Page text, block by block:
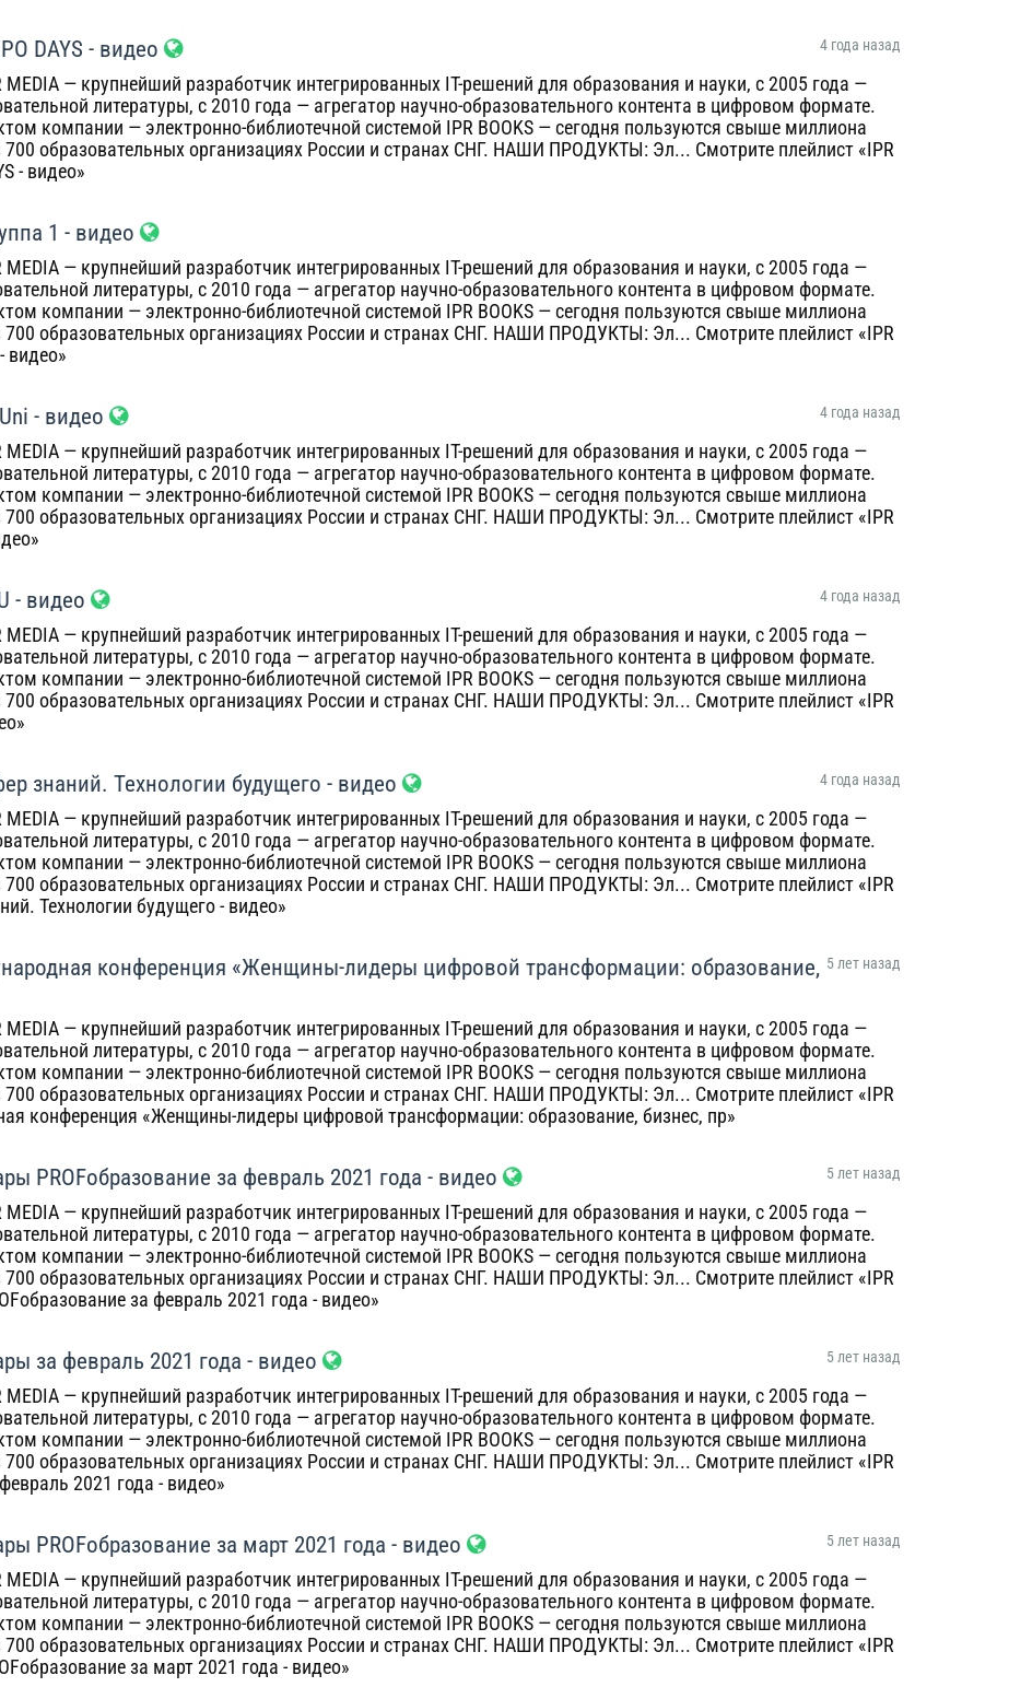
4 года назад
DAYS - видео
MEDIA — крупнейший разработчик интегрированных IT-решений для образования и науки, с 2005 года —
литературы, с 2010 года — агрегатор научно-образовательного контента в цифровом формате.
компании — электронно-библиотечной системой IPR BOOKS — сегодня пользуются свыше миллиона
700 образовательных организациях России и странах СНГ. НAШИ ПРОДУКТЫ: Эл... Смотрите плейлист «IPR
- видео»
1 - видео
MEDIA — крупнейший разработчик интегрированных IT-решений для образования и науки, с 2005 года —
литературы, с 2010 года — агрегатор научно-образовательного контента в цифровом формате.
компании — электронно-библиотечной системой IPR BOOKS — сегодня пользуются свыше миллиона
700 образовательных организациях России и странах СНГ. НAШИ ПРОДУКТЫ: Эл... Смотрите плейлист «IPR
видео»
4 года назад
- видео
MEDIA — крупнейший разработчик интегрированных IT-решений для образования и науки, с 2005 года —
литературы, с 2010 года — агрегатор научно-образовательного контента в цифровом формате.
компании — электронно-библиотечной системой IPR BOOKS — сегодня пользуются свыше миллиона
700 образовательных организациях России и странах СНГ. НAШИ ПРОДУКТЫ: Эл... Смотрите плейлист «IPR
4 года назад
- видео
MEDIA — крупнейший разработчик интегрированных IT-решений для образования и науки, с 2005 года —
литературы, с 2010 года — агрегатор научно-образовательного контента в цифровом формате.
компании — электронно-библиотечной системой IPR BOOKS — сегодня пользуются свыше миллиона
700 образовательных организациях России и странах СНГ. НAШИ ПРОДУКТЫ: Эл... Смотрите плейлист «IPR
4 года назад
знаний. Технологии будущего - видео
MEDIA — крупнейший разработчик интегрированных IT-решений для образования и науки, с 2005 года —
литературы, с 2010 года — агрегатор научно-образовательного контента в цифровом формате.
компании — электронно-библиотечной системой IPR BOOKS — сегодня пользуются свыше миллиона
700 образовательных организациях России и странах СНГ. НAШИ ПРОДУКТЫ: Эл... Смотрите плейлист «IPR
Технологии будущего - видео»
5 лет назад
конференция «Женщины-лидеры цифровой трансформации: образование,
MEDIA — крупнейший разработчик интегрированных IT-решений для образования и науки, с 2005 года —
литературы, с 2010 года — агрегатор научно-образовательного контента в цифровом формате.
компании — электронно-библиотечной системой IPR BOOKS — сегодня пользуются свыше миллиона
700 образовательных организациях России и странах СНГ. НAШИ ПРОДУКТЫ: Эл... Смотрите плейлист «IPR
конференция «Женщины-лидеры цифровой трансформации: образование, бизнес, пр»
5 лет назад
PROFобразование за февраль 2021 года - видео
MEDIA — крупнейший разработчик интегрированных IT-решений для образования и науки, с 2005 года —
литературы, с 2010 года — агрегатор научно-образовательного контента в цифровом формате.
компании — электронно-библиотечной системой IPR BOOKS — сегодня пользуются свыше миллиона
700 образовательных организациях России и странах СНГ. НAШИ ПРОДУКТЫ: Эл... Смотрите плейлист «IPR
за февраль 2021 года - видео»
5 лет назад
за февраль 2021 года - видео
MEDIA — крупнейший разработчик интегрированных IT-решений для образования и науки, с 2005 года —
литературы, с 2010 года — агрегатор научно-образовательного контента в цифровом формате.
компании — электронно-библиотечной системой IPR BOOKS — сегодня пользуются свыше миллиона
700 образовательных организациях России и странах СНГ. НAШИ ПРОДУКТЫ: Эл... Смотрите плейлист «IPR
2021 года - видео»
5 лет назад
PROFобразование за март 2021 года - видео
MEDIA — крупнейший разработчик интегрированных IT-решений для образования и науки, с 2005 года —
литературы, с 2010 года — агрегатор научно-образовательного контента в цифровом формате.
компании — электронно-библиотечной системой IPR BOOKS — сегодня пользуются свыше миллиона
700 образовательных организациях России и странах СНГ. НAШИ ПРОДУКТЫ: Эл... Смотрите плейлист «IPR
за март 2021 года - видео»